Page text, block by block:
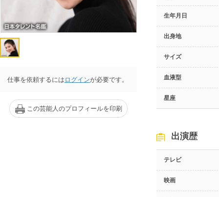
仕事を依頼するには ログインが必要です。
この芸能人のプロフィールを印刷
生年月日
出身地
サイズ
血液型
星座
出演歴
テレビ
映画